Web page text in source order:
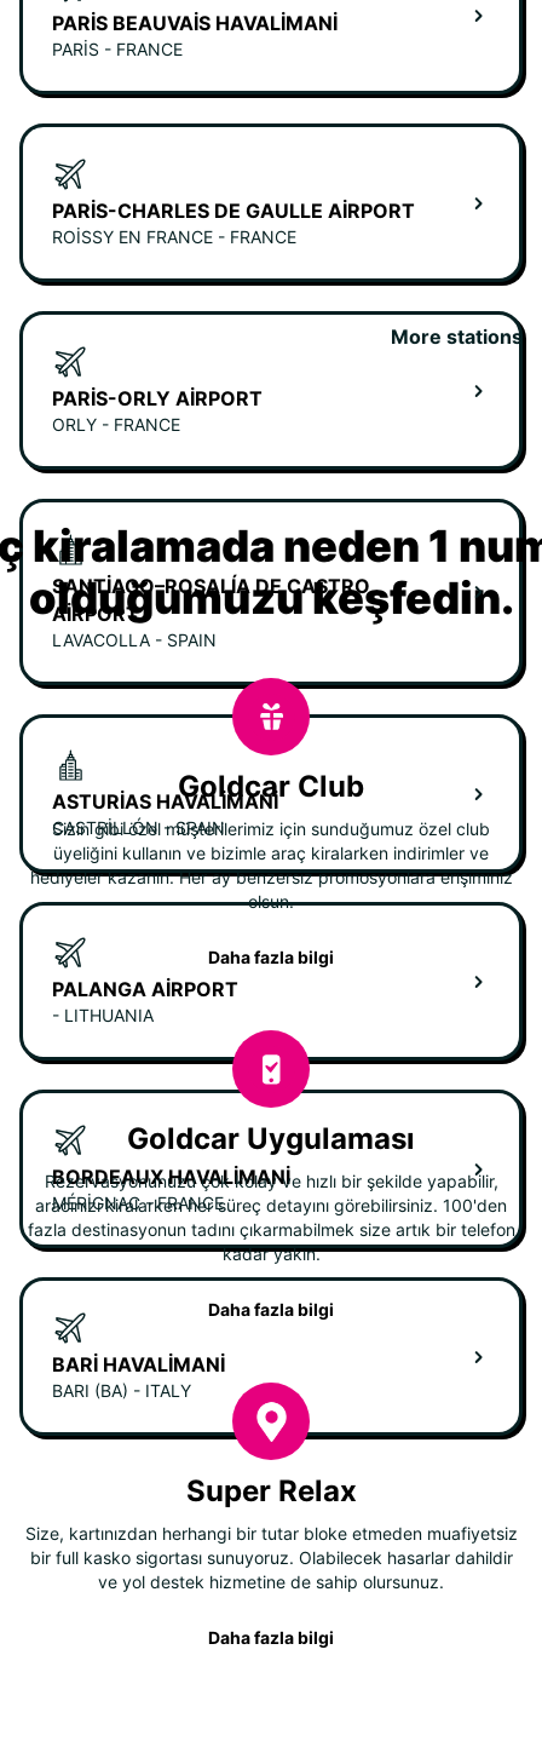
PARIS BEAUVAIS HAVALIMANI
PARIS - FRANCE
PARIS-CHARLES DE GAULLE AIRPORT
ROISSY EN FRANCE - FRANCE
PARIS-ORLY AIRPORT
ORLY - FRANCE
SANTIAGO–ROSALÍA DE CASTRO
AIRPORT
LAVACOLLA - SPAIN
ASTURIAS HAVALIMANI
CASTRILLÓN - SPAIN
PALANGA AIRPORT
- LITHUANIA
BORDEAUX HAVALIMANI
MÉRIGNAC - FRANCE
BARI HAVALIMANI
BARI (BA) - ITALY
More stations
kiralamada neden 1
olduğumuzu keşfedin.
Goldcar Club
Sizin gibi özel müşterilerimiz için sunduğumuz özel club
üyeliğini kullanın ve bizimle araç kiralarken indirimler ve
hediyeler kazanın. Her ay benzersiz promosyonlara erişiminiz
olsun.
Daha fazla bilgi
Goldcar Uygulaması
Rezervasyonunuzu çok kolay ve hızlı bir şekilde yapabilir,
aracınızı kiralarken her süreç detayını görebilirsiniz. 100'den
fazla destinasyonun tadını çıkarmabilmek size artık bir telefon
kadar yakın.
Daha fazla bilgi
Super Relax
Size, kartınızdan herhangi bir tutar bloke etmeden muafiyetsiz
bir full kasko sigortası sunuyoruz. Olabilecek hasarlar dahildir
ve yol destek hizmetine de sahip olursunuz.
Daha fazla bilgi